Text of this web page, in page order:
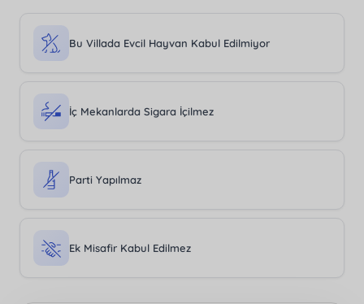
Bu Villada Evcil Hayvan Kabul Edilmiyor
İç Mekanlarda Sigara İçilmez
Parti Yapılmaz
Ek Misafir Kabul Edilmez